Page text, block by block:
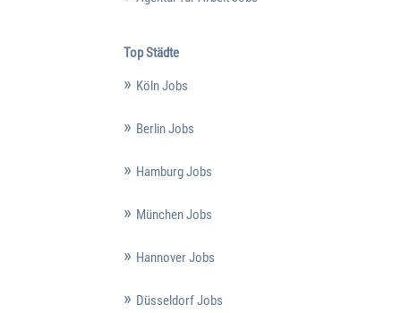
Top Städte
Köln Jobs
Berlin Jobs
Hamburg Jobs
München Jobs
Hannover Jobs
Düsseldorf Jobs